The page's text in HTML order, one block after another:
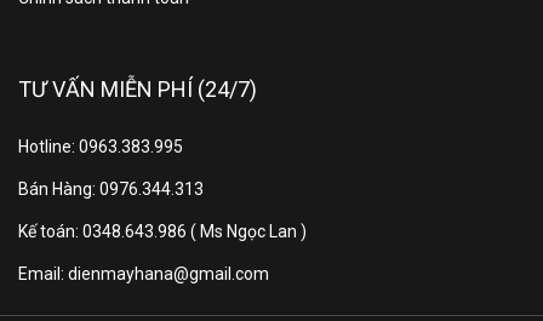
TƯ VẤN MIỄN PHÍ (24/7)
Hotline: 0963.383.995
Bán Hàng: 0976.344.313
Kế toán: 0348.643.986 ( Ms Ngọc Lan )
Email: dienmayhana@gmail.com